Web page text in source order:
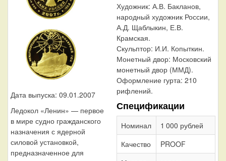
Дата выпуска: 09.01.2007
Ледокол «Ленин» — первое
в мире судно гражданского
назначения с ядерной
силовой установкой,
предназначенное для
Художник: А.В. Бакланов,
народный художник России,
А.Д. Щаблыкин, Е.В.
Крамская.
Скульптор: И.И. Копыткин.
Монетный двор: Московский
монетный двор (ММД).
Оформление гурта: 210
рифлений.
Спецификации
Номинал
1 000 рублей
Качество
PROOF